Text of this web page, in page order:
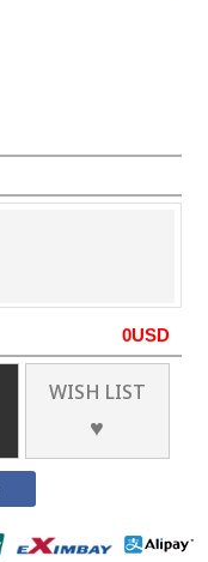
0USD
WISH LIST
♥